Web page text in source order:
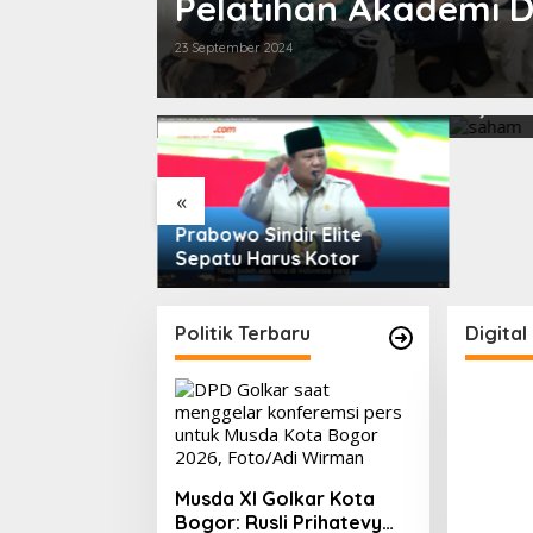
23 September 2024
«
Prabowo Sindir Elite
Sepatu Harus Kotor
IHSG
PMII,
Politik Terbaru
Musda XI Golkar Kota
Bogor: Rusli Prihatevy
Digital